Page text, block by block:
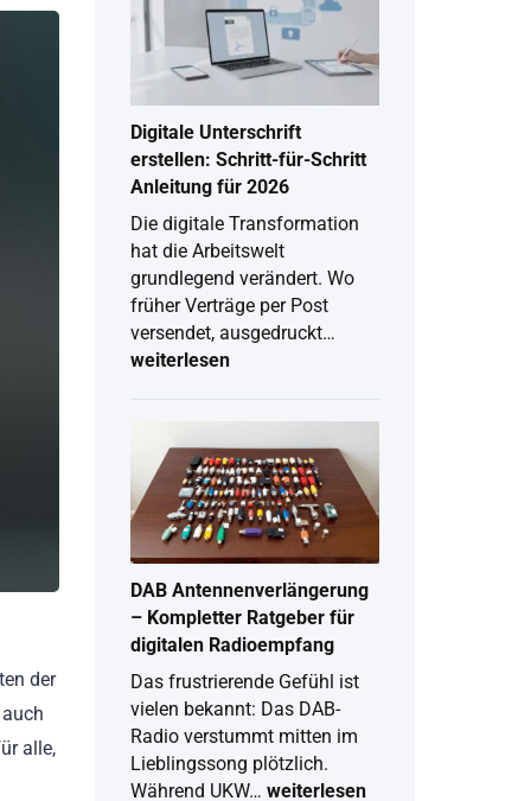
der
alle,
Digitale Unterschrift
erstellen: Schritt-für-Schritt
Anleitung für 2026
Die digitale Transformation
hat die Arbeitswelt
grundlegend verändert. Wo
früher Verträge per Post
versendet, ausgedruckt…
Digitale
Schritt
Anleitung
für
2026
weiterlesen
DAB Antennenverlängerung
– Kompletter Ratgeber für
digitalen Radioempfang
Das frustrierende Gefühl ist
vielen bekannt: Das DAB-
Radio verstummt mitten im
Lieblingssong plötzlich.
Während UKW… weiterlesen